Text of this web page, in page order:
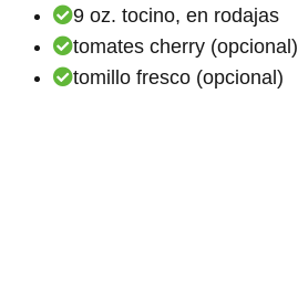
9 oz. tocino, en rodajas
tomates cherry (opcional)
tomillo fresco (opcional)